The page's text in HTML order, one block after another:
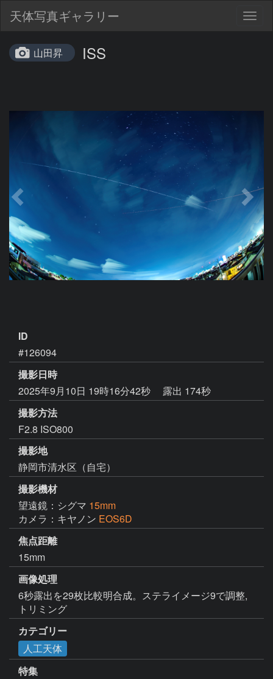
天体写真ギャラリー
山田昇 ISS
ID
#126094
撮影日時
2025年9月10日 19時16分42秒
露出 174秒
撮影方法
F2.8 ISO800
撮影地
静岡市清水区（自宅）
撮影機材
望遠鏡：シグマ 15mm
カメラ：キヤノン EOS6D
焦点距離
15mm
画像処理
6秒露出を29枚比較明合成。ステライメージ9で調整,
トリミング
カテゴリー
人工天体
特集